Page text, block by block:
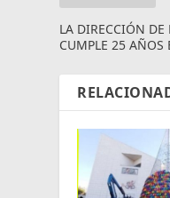
LA DIRECCIÓN
CUMPLE 25 AÑOS